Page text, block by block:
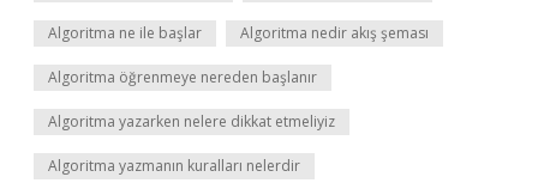
Algoritma ne ile başlar Algoritma nedir akış şeması
Algoritma öğrenmeye nereden başlanır
Algoritma yazarken nelere dikkat etmeliyiz
Algoritma yazmanın kuralları nelerdir